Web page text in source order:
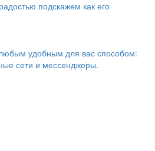
подскажем как его
удобным для вас способом:
сети и мессенджеры.